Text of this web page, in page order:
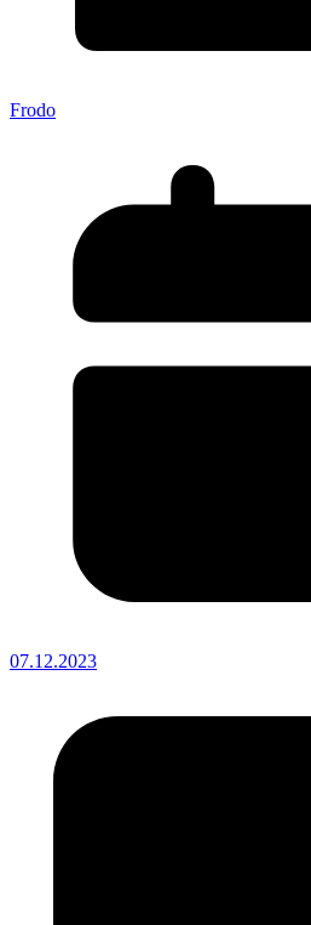
Frodo
07.12.2023